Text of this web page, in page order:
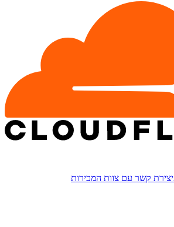
יצירת קשר עם צוות המכירות